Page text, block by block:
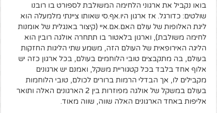
בואו נקביל את ארגוני הלחימה המשולבת לספורט בו רובנו
שולטים: כדורגל. אז ארגון היו.אף.סי שאותו ציינתי מלמעלה הוא
ליגת האלופות של עולם האם.אם.איי (קיצור באנגלית של אומנות
לחימה משולבת), וארגון בלאטור בו תתחרה אולגה רובין הוא
הליגה האירופאית של העולם הזה, משמע שתי הליגות החזקות
בעולם, בה מתקבצים טובי הלוחמים בעולם, בכל ארגון כזה יש
אלוף אחד בלבד בכל קטגוריית משקל, ואמנם יש ארגונים
מקבילים לו, אך הבדלי הרמות ברורים לכולם, טובי הלוחמות
בעולם במשקל של אולגה מפוזרות בין 2 הארגונים האלה ותואר
אליפות באחד הארגונים האלה שווה, שווה מאוד.